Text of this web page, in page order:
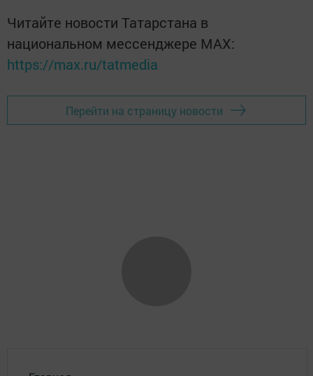
Читайте новости Татарстана в
национальном мессенджере MАХ:
https://max.ru/tatmedia
Перейти на страницу новости